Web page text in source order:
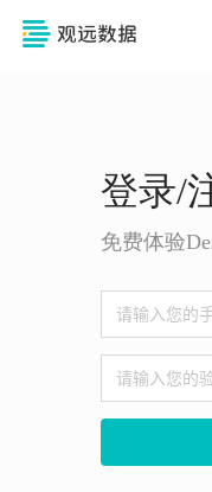
登录/
免费体验